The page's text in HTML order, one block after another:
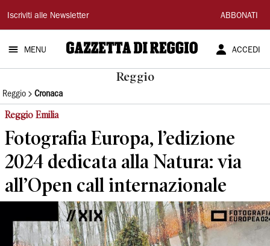
Gazzetta
di
Reggio
Iscriviti alle Newsletter ABBONATI
MENU ACCEDI
Reggio
Reggio Cronaca
Reggio Emilia
Fotografia Europa, l’edizione
2024 dedicata alla Natura: via
all’Open call internazionale